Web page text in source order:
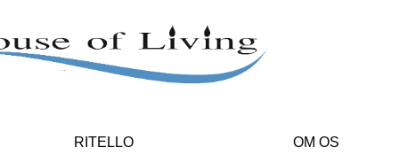
RITELLO OM OS